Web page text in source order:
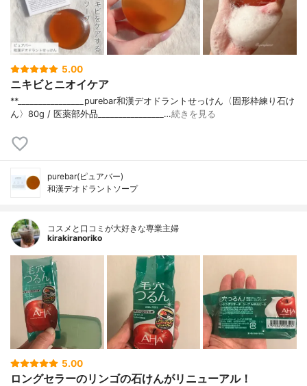
5.00
ニキビとニオイケア
**________________⁡⁡purebar⁡和漢デオドラントせっけん〈固形枠練り石け
ん〉⁡80g / 医薬部外品⁡________________⁡…続きを見る
purebar(ピュアバー)
和漢デオドラントソープ
コスメと口コミが大好きな専業主婦
kirakiranoriko
5.00
ロングセラーのリンゴの石けんがリニューアル！